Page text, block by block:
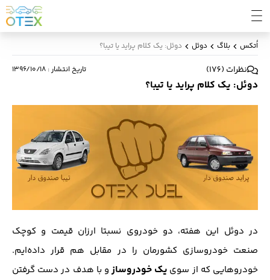
اُتکس بلاگ دوئل دوئل: یک کلام پراید یا تیبا؟
نظرات (
176
) تاریخ انتشار: ۱۳۹۶/۱۰/۱۸
دوئل: یک کلام پراید یا تیبا؟
در دوئل این هفته، دو خودروی نسبتا ارزان قیمت و کوچک
صنعت خودرو‌سازی کشورمان را در مقابل هم‌ قرار داده‌ایم.
خودرو‌هایی که از سوی یک خودروسازو با هدف در دست گرفتن